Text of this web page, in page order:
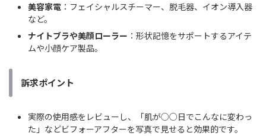
美容家電 ：フェイシャルスチーマー、脱毛器、イオン導入器
など。
ナイトブラや美顔ローラー ：形状記憶をサポートするアイテ
ムや小顔ケア製品。
訴求ポイント
実際の使用感をレビューし、「肌が○○日でこんなに変わっ
た」などビフォーアフターを写真で見せると効果的です。